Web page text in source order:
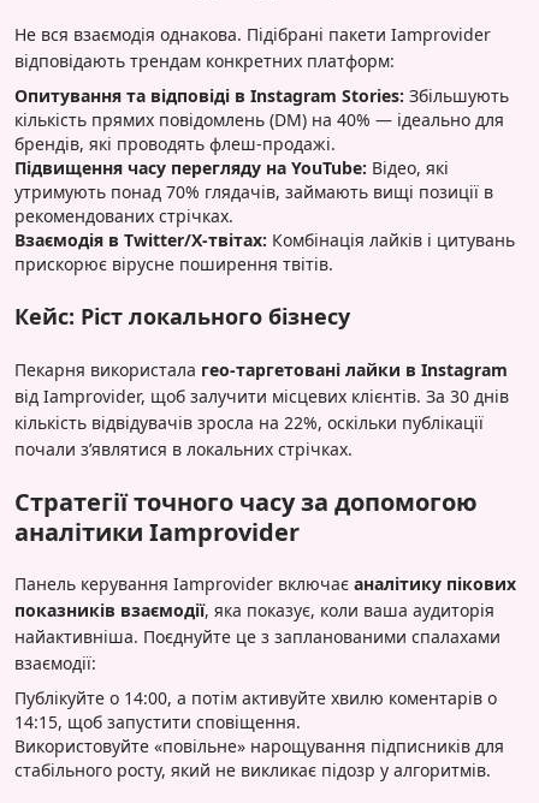
Не вся взаємодія однакова. Підібрані пакети Iamprovider
відповідають трендам конкретних платформ:
Опитування та відповіді в Instagram Stories: Збільшують
кількість прямих повідомлень (DM) на 40% — ідеально для
брендів, які проводять флеш-продажі.
Підвищення часу перегляду на YouTube: Відео, які
утримують понад 70% глядачів, займають вищі позиції в
рекомендованих стрічках.
Взаємодія в Twitter/X-твітах: Комбінація лайків і цитувань
прискорює вірусне поширення твітів.
Кейс: Ріст локального бізнесу
Пекарня використала гео-таргетовані лайки в Instagram
від Iamprovider, щоб залучити місцевих клієнтів. За 30 днів
кількість відвідувачів зросла на 22%, оскільки публікації
почали з’являтися в локальних стрічках.
Стратегії точного часу за допомогою
аналітики Iamprovider
Панель керування Iamprovider включає аналітику пікових
показників взаємодії, яка показує, коли ваша аудиторія
найактивніша. Поєднуйте це з запланованими спалахами
взаємодії:
Публікуйте о 14:00, а потім активуйте хвилю коментарів о
14:15, щоб запустити сповіщення.
Використовуйте «повільне» нарощування підписників для
стабільного росту, який не викликає підозр у алгоритмів.